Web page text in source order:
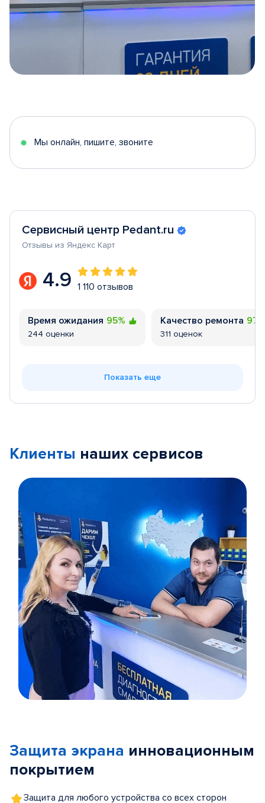
5
Мы онлайн, пишите, звоните
Сервисный центр Pedant.ru
Отзывы из Яндекс Карт
4.9 1 110 отзывов
Время ожидания 95%
244 оценки
Качество ремонта
311 оценок
Показать еще
Клиенты наших сервисов
5
Защита экрана инновационным
покрытием
Защита для любого устройства со всех сторон